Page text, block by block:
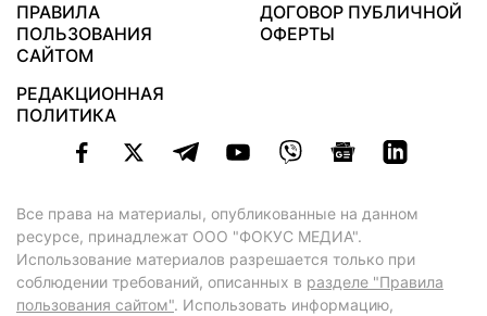
ПРАВИЛА
ПОЛЬЗОВАНИЯ
САЙТОМ
ДОГОВОР ПУБЛИЧНОЙ
ОФЕРТЫ
РЕДАКЦИОННАЯ
ПОЛИТИКА
Все права на материалы, опубликованные на данном
ресурсе, принадлежат ООО "ФОКУС МЕДИА".
Использование материалов разрешается только при
соблюдении требований, описанных в разделе "Правила
пользования сайтом". Использовать информацию,